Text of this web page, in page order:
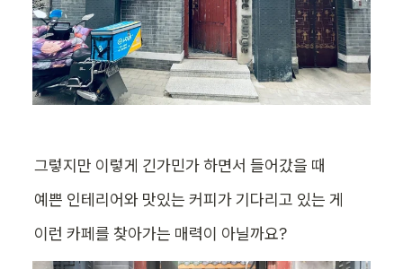
그렇지만 이렇게 긴가민가 하면서 들어갔을 때
예쁜 인테리어와 맛있는 커피가 기다리고 있는 게
이런 카페를 찾아가는 매력이 아닐까요?